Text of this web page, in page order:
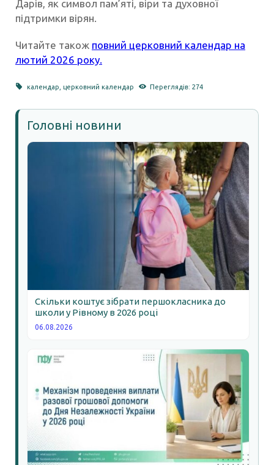
Дарів, як символ пам’яті, віри та духовної
підтримки вірян.
Читайте також повний церковний календар на
лютий 2026 року.
календар ,церковний календар Переглядів: 274
Головні новини
Скільки коштує зібрати першокласника до
школи у Рівному в 2026 році
06.08.2026